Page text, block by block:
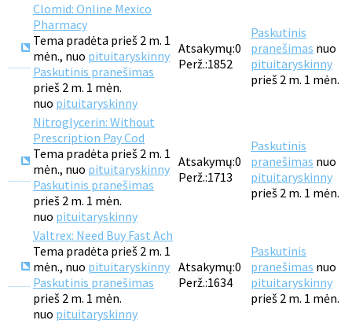
Clomid: Online Mexico
Pharmacy
Tema pradėta prieš 2 m. 1
mėn., nuo pituitaryskinny
Paskutinis pranešimas
prieš 2 m. 1 mėn.
nuo pituitaryskinny
Atsakymų:0
Perž.:1852
Paskutinis
pranešimas nuo
pituitaryskinny
prieš 2 m. 1 mėn.
Nitroglycerin: Without
Prescription Pay Cod
Tema pradėta prieš 2 m. 1
mėn., nuo pituitaryskinny
Paskutinis pranešimas
prieš 2 m. 1 mėn.
nuo pituitaryskinny
Atsakymų:0
Perž.:1713
Paskutinis
pranešimas nuo
pituitaryskinny
prieš 2 m. 1 mėn.
Valtrex: Need Buy Fast Ach
Tema pradėta prieš 2 m. 1
mėn., nuo pituitaryskinny
Paskutinis pranešimas
prieš 2 m. 1 mėn.
nuo pituitaryskinny
Atsakymų:0
Perž.:1634
Paskutinis
pranešimas nuo
pituitaryskinny
prieš 2 m. 1 mėn.